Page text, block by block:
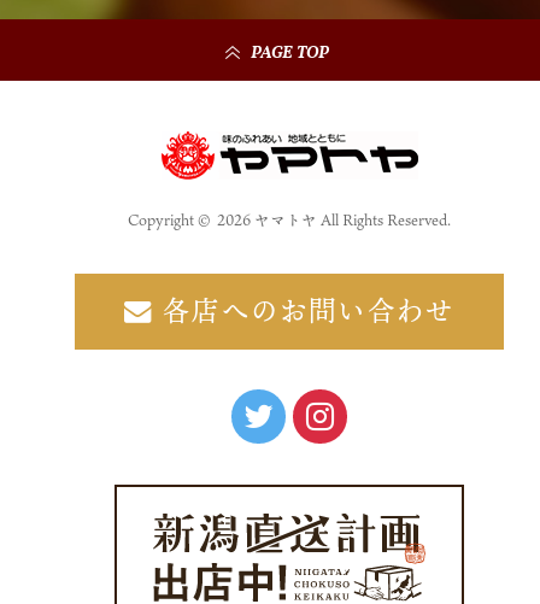
PAGE TOP
Copyright © 2026 ヤマトヤ All Rights Reserved.
各店へのお問い合わせ